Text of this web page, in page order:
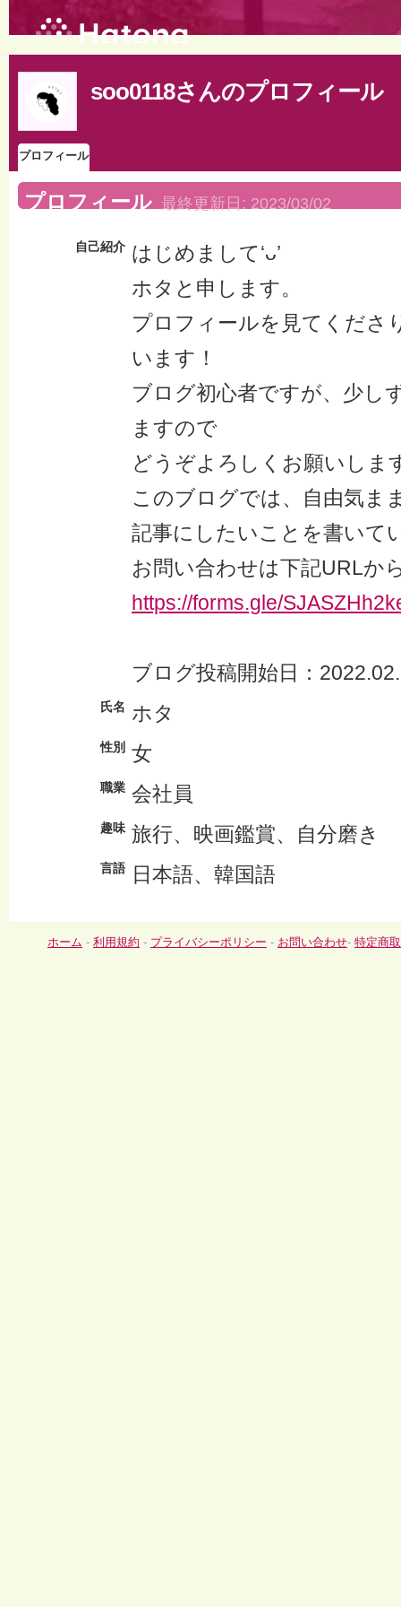
soo0118さんのプロフィール
プロフィール
プロフィール 最終更新日: 2023/03/02
自己紹介 はじめまして‘ᴗ’
ホタと申します。
プロフィールを見てくださ
います！
ブログ初心者ですが、少し
ますので
どうぞよろしくお願いしま
このブログでは、自由気ま
記事にしたいことを書いて
お問い合わせは下記URLか
https://forms.gle/
ブログ投稿開始日：
氏名 ホタ
性別 女
職業 会社員
趣味 旅行、映画鑑賞、自分磨き
言語 日本語、韓国語
ホーム - 利用規約 - プライバシーポリシー - お問い合わせ- 特定商